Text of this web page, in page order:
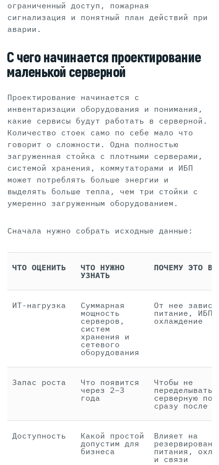
ограниченный доступ, пожарная
сигнализация и понятный план действий при
аварии.
С чего начинается проектирование
маленькой серверной
Проектирование начинается с
инвентаризации оборудования и понимания,
какие сервисы будут работать в серверной.
Количество стоек само по себе мало что
говорит о сложности. Одна полностью
загруженная стойка с плотными серверами,
системой хранения, коммутаторами и ИБП
может потреблять больше энергии и
выделять больше тепла, чем три стойки с
умеренно загруженным оборудованием.
Сначала нужно собрать исходные данные:
ЧТО ОЦЕНИТЬ
ЧТО НУЖНО
УЗНАТЬ
ПОЧЕМУ ЭТО
ИТ-нагрузка
Суммарная
мощность
серверов,
систем
хранения и
сетевого
оборудования
От нее
питание, ИБП
охлаждение
Запас роста
Что появится
через 2–3
года
Чтобы не
переделывать
серверную
сразу после
Доступность
Какой простой
допустим для
бизнеса
Влияет на
питания,
и связи